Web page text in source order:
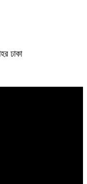
ঢাকা